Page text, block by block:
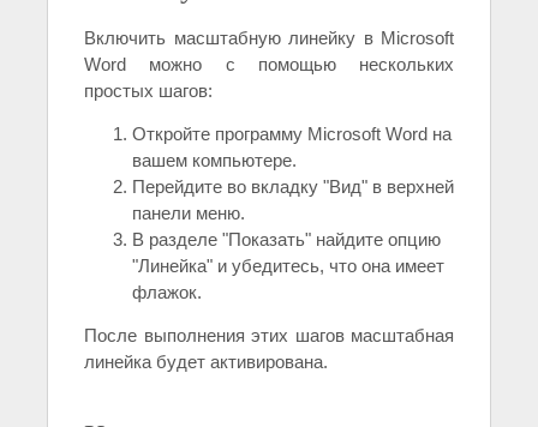
Включить масштабную линейку в Microsoft
Word можно с помощью нескольких
простых шагов:
Откройте программу Microsoft Word на
вашем компьютере.
Перейдите во вкладку "Вид" в верхней
панели меню.
В разделе "Показать" найдите опцию
"Линейка" и убедитесь, что она имеет
флажок.
После выполнения этих шагов масштабная
линейка будет активирована.